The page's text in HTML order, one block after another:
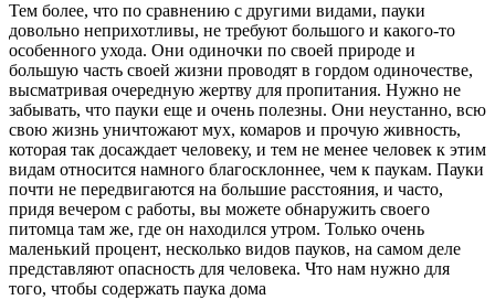
Тем более, что по сравнению с другими видами, пауки
довольно неприхотливы, не требуют большого и какого-то
особенного ухода. Они одиночки по своей природе и
большую часть своей жизни проводят в гордом одиночестве,
высматривая очередную жертву для пропитания. Нужно не
забывать, что пауки еще и очень полезны. Они неустанно, всю
свою жизнь уничтожают мух, комаров и прочую живность,
которая так досаждает человеку, и тем не менее человек к этим
видам относится намного благосклоннее, чем к паукам. Пауки
почти не передвигаются на большие расстояния, и часто,
придя вечером с работы, вы можете обнаружить своего
питомца там же, где он находился утром. Только очень
маленький процент, несколько видов пауков, на самом деле
представляют опасность для человека. Что нам нужно для
того, чтобы содержать паука дома